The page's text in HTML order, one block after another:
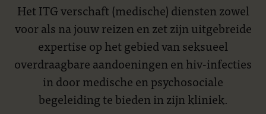
Het ITG verschaft (medische) diensten zowel
voor als na jouw reizen en zet zijn uitgebreide
expertise op het gebied van seksueel
overdraagbare aandoeningen en hiv-infecties
in door medische en psychosociale
begeleiding te bieden in zijn kliniek.